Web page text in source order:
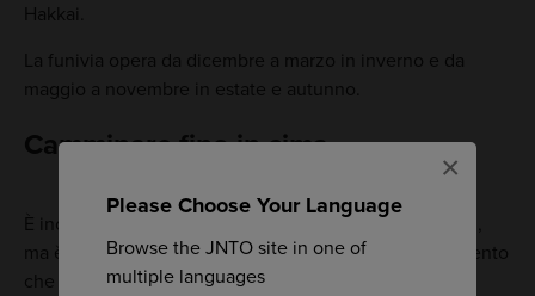
Please Choose Your Language
Browse the JNTO site in one of
multiple languages
×
Hakkai.
La funivia opera da dicembre a marzo in inverno e da
maggio a novembre in estate e autunno.
Camminare fino in cima
È inoltre possibile fare un'escursione sul Monte Hakkai,
ma è consigliata solo ad escursionisti esperti dal momento
che il sentiero diventa molto ripido. In alcuni punti il